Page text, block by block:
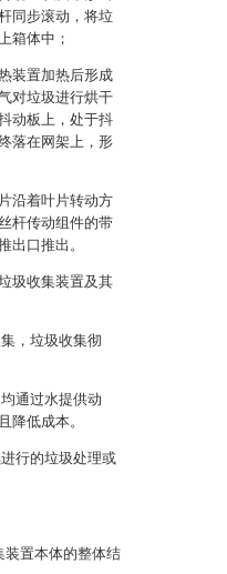
同步滚动，将垃
箱体中；
装置加热后形成
对垃圾进行烘干
动板上，处于抖
落在网架上，形
沿着叶片转动方
杆传动组件的带
出口推出。
圾收集装置及其
，垃圾收集彻
通过水提供动
降低成本。
行的垃圾处理或
装置本体的整体结